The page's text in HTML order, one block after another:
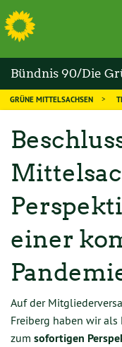
S
Bündnis 90/Die
Mittelsachsen
WAHLEN
DIE GRÜNEN
MANDATSTRÄGER
THEMEN
KALENDER
GRÜNE MITTELSACHSEN
einer
Auf der
Freiberg haben wir als
zum sofortigen